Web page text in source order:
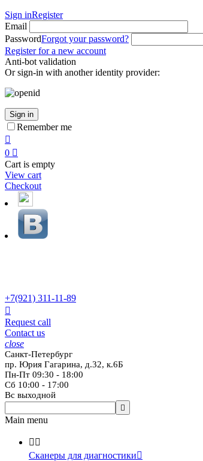
Sign inRegister
Email
PasswordForgot your password?
Register for a new account
Anti-bot validation
Or sign-in with another identity provider:
Sign in
Remember me

0 
Cart is empty
View cart
Checkout
+7(921) 311-11-89

Request call
Contact us
close
Санкт-Петербург
пр. Юрия Гагарина, д.32, к.6Б
Пн-Пт 09:30 - 18:00
Сб 10:00 - 17:00
Вс выходной

Main menu
 
Сканеры для диагностики